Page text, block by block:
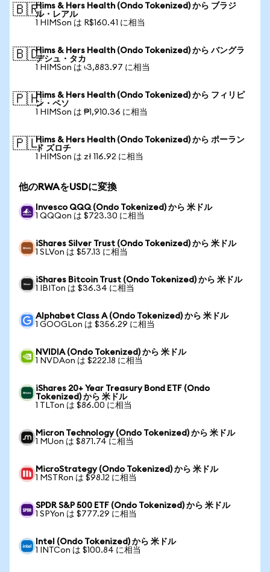
🇧🇷Hims & Hers Health (Ondo Tokenized) から ブラジ
ル・レアル
1 HIMSon は R$160.41 に相当
🇧🇩Hims & Hers Health (Ondo Tokenized) から バングラ
デシュ・タカ
1 HIMSon は ৳3,883.97 に相当
🇵🇭Hims & Hers Health (Ondo Tokenized) から フィリピ
ン・ペソ
1 HIMSon は ₱1,910.36 に相当
🇵🇱Hims & Hers Health (Ondo Tokenized) から ポーラン
ド ズロチ
1 HIMSon は zł 116.92 に相当
他のRWAをUSDに変換
Invesco QQQ (Ondo Tokenized) から 米ドル
1 QQQon は $723.30 に相当
iShares Silver Trust (Ondo Tokenized) から 米ドル
1 SLVon は $57.13 に相当
iShares Bitcoin Trust (Ondo Tokenized) から 米ドル
1 IBITon は $36.34 に相当
Alphabet Class A (Ondo Tokenized) から 米ドル
1 GOOGLon は $356.29 に相当
NVIDIA (Ondo Tokenized) から 米ドル
1 NVDAon は $222.18 に相当
iShares 20+ Year Treasury Bond ETF (Ondo
Tokenized) から 米ドル
1 TLTon は $86.00 に相当
Micron Technology (Ondo Tokenized) から 米ドル
1 MUon は $871.74 に相当
MicroStrategy (Ondo Tokenized) から 米ドル
1 MSTRon は $98.12 に相当
SPDR S&P 500 ETF (Ondo Tokenized) から 米ドル
1 SPYon は $777.29 に相当
Intel (Ondo Tokenized) から 米ドル
1 INTCon は $100.84 に相当